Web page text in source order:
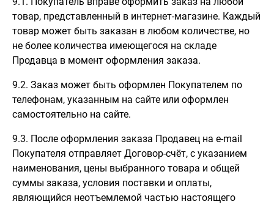
товар, представленный в интернет-магазине. Каждый
товар может быть заказан в любом количестве, но
не более количества имеющегося на складе
Продавца в момент оформления заказа.
9.2. Заказ может быть оформлен Покупателем по
телефонам, указанным на сайте или оформлен
самостоятельно на сайте.
9.3. После оформления заказа Продавец на e-mail
Покупателя отправляет Договор-счёт, с указанием
наименования, цены выбранного товара и общей
суммы заказа, условия поставки и оплаты,
являющийся неотъемлемой частью настоящего